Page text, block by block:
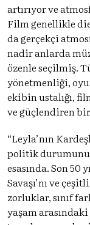
artırıyor ve
Film genellikle
da gerçekçi
nadir anlarda
özenle seçilmiş.
yönetmenliği,
ekibin ustalığı,
ve güçlendiren
“Leyla’nın
politik durumunu
esasında. Son
Savaşı’nı ve
zorluklar, sınıf
yaşam